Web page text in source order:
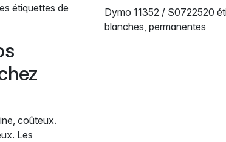
Dymo 11352 / S0722520
blanches, permanentes
étiquettes de
coûteux.
Les